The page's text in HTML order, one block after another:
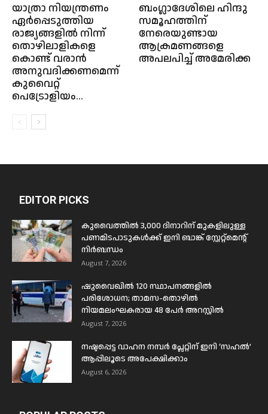
യാത്രാ നിയന്ത്രണം
ഏർപ്പെടുത്തിയ
രാജ്യങ്ങളിൽ നിന്ന്
തൊഴിലാളികളെ
കൊണ്ട് വരാൻ
അനുവദിക്കണമെന്ന്
കുവൈറ്റ്
പെട്രോളിയം...
ബംഗ്ലാദേശിലെ ഹിന്ദു
സമൂഹത്തിന്
നേരെയുണ്ടായ
ആക്രമണങ്ങളെ
അപലപിച്ച്‌ അമേരിക്ക
EDITOR PICKS
കുവൈത്തിൽ 3,000 ദിനാറിന് മുകളിലുള്ള
പണമിടപാടുകൾക്ക് ഇനി ബാങ്ക് സ്റ്റേറ്റ്മെന്റ്
നിർബന്ധം
August 7, 2026
ഷുവൈഖിൽ 120 സ്ഥാപനങ്ങളിൽ
പരിശോധന; താമസ-തൊഴിൽ
നിയമലംഘകരായ 48 പേർ അറസ്റ്റിൽ
August 7, 2026
നഷ്ടപ്പെട്ട വാഹന നമ്പർ പ്ലേറ്റിന് ഇനി ‘സഹൽ’
ആപ്പിലൂടെ അപേക്ഷിക്കാം
August 6, 2026